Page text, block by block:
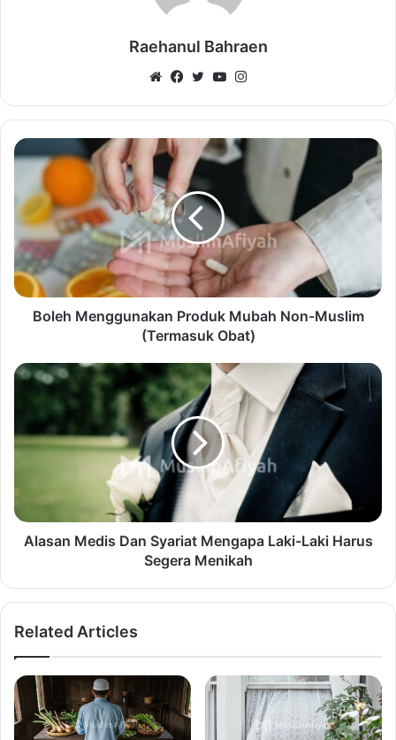
Raehanul Bahraen
WebsiteFacebook
TwitterYouTube
Boleh Menggunakan Produk Mubah Non-Muslim
(Termasuk Obat)
Alasan Medis Dan Syariat Mengapa Laki-Laki Harus
Segera Menikah
Related Articles